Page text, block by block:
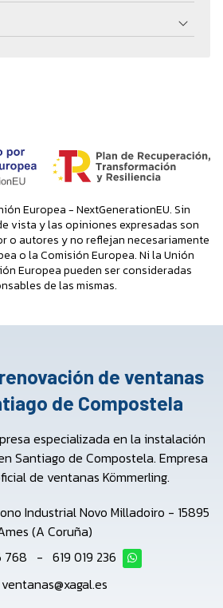
Europea - NextGenerationEU. Sin
vista y las opiniones expresadas son
o autores y no reflejan necesariamente
o la Comisión Europea. Ni la Unión
Europea pueden ser consideradas
de las mismas.
de ventanas
de Compostela
especializada en la instalación
Santiago de Compostela. Empresa
de ventanas Kömmerling.
Industrial Novo Milladoiro - 15895
(A Coruña)
768 - 619 019 236
ventanas@xagal.es